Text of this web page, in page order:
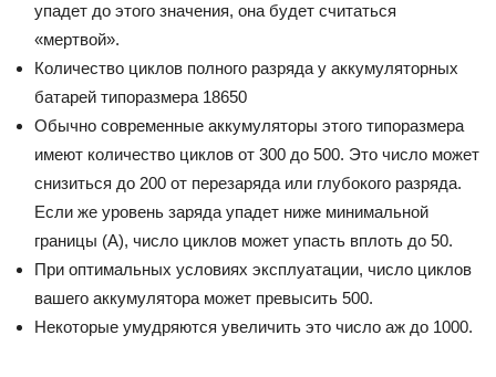
упадет до этого значения, она будет считаться
«мертвой».
Количество циклов полного разряда у аккумуляторных
батарей типоразмера 18650
Обычно современные аккумуляторы этого типоразмера
имеют количество циклов от 300 до 500. Это число может
снизиться до 200 от перезаряда или глубокого разряда.
Если же уровень заряда упадет ниже минимальной
границы (А), число циклов может упасть вплоть до 50.
При оптимальных условиях эксплуатации, число циклов
вашего аккумулятора может превысить 500.
Некоторые умудряются увеличить это число аж до 1000.